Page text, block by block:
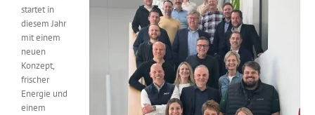
Messen & Events
Unternehmen
Interviews
startet in
diesem Jahr
mit einem
neuen
Konzept,
frischer
Energie und
einem